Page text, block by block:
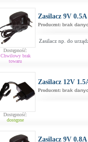
Dostępność:
Chwilowy brak
towaru
Zasilacz 9V 0.5A
Producent: brak
Zasilacz np. do
Dostępność:
dostępne
Zasilacz 12V
Producent: brak
Zasilacz 9V 0.8A